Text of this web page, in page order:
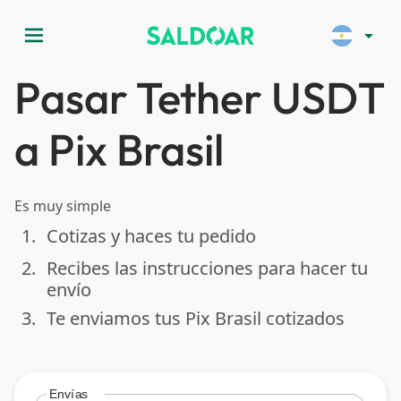
menu arrow_drop_down
Pasar Tether USDT
a Pix Brasil
Es muy simple
done
1. Cotizas y haces tu pedido
done
2. Recibes las instrucciones para hacer tu
envío
done
3. Te enviamos tus Pix Brasil cotizados
Envías